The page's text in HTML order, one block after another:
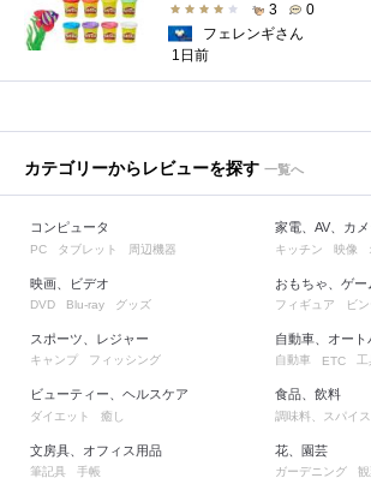
3
0
フェレンギさん
1日前
カテゴリーからレビューを探す 一覧へ
コンピュータ
PC タブレット 周辺機器
映画、ビデオ
DVD Blu-ray グッズ
スポーツ、レジャー
キャンプ フィッシング
ビューティー、ヘルスケア
ダイエット 癒し
文房具、オフィス用品
筆記具 手帳
家電、AV、カメ
キッチン 映像
おもちゃ、ゲー
フィギュア ビ
自動車、オート
自動車 ETC 工
食品、飲料
調味料、スパイス
花、園芸
ガーデニング